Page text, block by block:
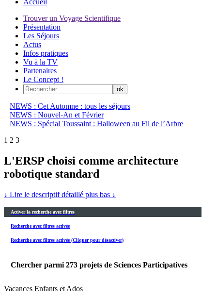
Accueil
Trouver un Voyage Scientifique
Présentation
Les Séjours
Actus
Infos pratiques
Vu à la TV
Partenaires
Le Concept !
NEWS : Cet Automne : tous les séjours
NEWS : Nouvel-An et Février
NEWS : Spécial Toussaint : Halloween au Fil de l’Arbre
1 2 3
L'ERSP choisi comme architecture
robotique standard
↓ Lire le descriptif détaillé plus bas ↓
Activer la recherche avec filtres
Recherche avec filtres activée
Recherche avec filtres activée (Cliquer pour désactiver)
Chercher parmi 273 projets de Sciences Participatives
Vacances Enfants et Ados